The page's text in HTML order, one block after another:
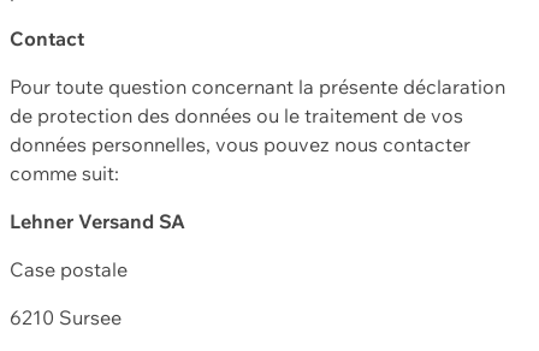
Contact
Pour toute question concernant la présente déclaration
de protection des données ou le traitement de vos
données personnelles, vous pouvez nous contacter
comme suit:
Lehner Versand SA
Case postale
6210 Sursee